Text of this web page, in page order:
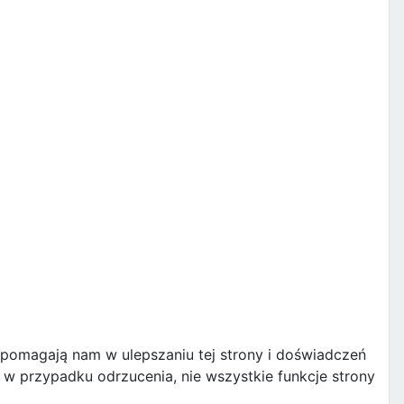
nam w ulepszaniu tej strony i doświadczeń
przypadku odrzucenia, nie wszystkie funkcje strony